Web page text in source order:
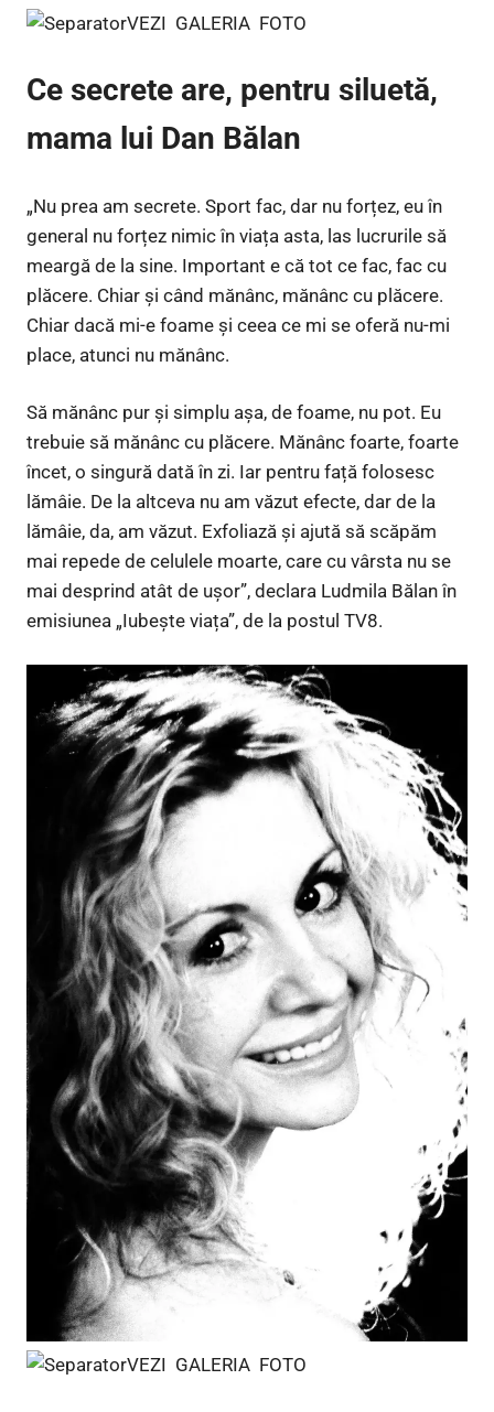
VEZI GALERIA FOTO
Ce secrete are, pentru siluetă,
mama lui Dan Bălan
„Nu prea am secrete. Sport fac, dar nu forțez, eu în
general nu forțez nimic în viața asta, las lucrurile să
meargă de la sine. Important e că tot ce fac, fac cu
plăcere. Chiar și când mănânc, mănânc cu plăcere.
Chiar dacă mi-e foame și ceea ce mi se oferă nu-mi
place, atunci nu mănânc.
Să mănânc pur și simplu așa, de foame, nu pot. Eu
trebuie să mănânc cu plăcere. Mănânc foarte, foarte
încet, o singură dată în zi. Iar pentru față folosesc
lămâie. De la altceva nu am văzut efecte, dar de la
lămâie, da, am văzut. Exfoliază și ajută să scăpăm
mai repede de celulele moarte, care cu vârsta nu se
mai desprind atât de ușor”, declara Ludmila Bălan în
emisiunea „Iubește viața”, de la postul TV8.
VEZI GALERIA FOTO